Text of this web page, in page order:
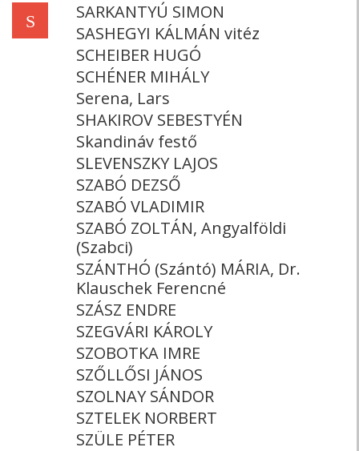
S
SARKANTYÚ SIMON
SASHEGYI KÁLMÁN vitéz
SCHEIBER HUGÓ
SCHÉNER MIHÁLY
Serena, Lars
SHAKIROV SEBESTYÉN
Skandináv festő
SLEVENSZKY LAJOS
SZABÓ DEZSŐ
SZABÓ VLADIMIR
SZABÓ ZOLTÁN, Angyalföldi
(Szabci)
SZÁNTHÓ (Szántó) MÁRIA, Dr.
Klauschek Ferencné
SZÁSZ ENDRE
SZEGVÁRI KÁROLY
SZOBOTKA IMRE
SZŐLLŐSI JÁNOS
SZOLNAY SÁNDOR
SZTELEK NORBERT
SZÜLE PÉTER